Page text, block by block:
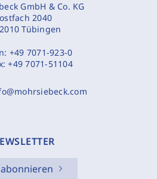
GmbH & Co. KG
2040
Tübingen
+49 7071-923-0
+49 7071-51104
abonnieren